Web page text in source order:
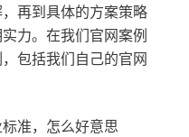
再到具体的方案策略
力。在我们官网案例
包括我们自己的官网
准，怎么好意思